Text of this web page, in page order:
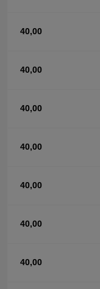
40,00
40,00
40,00
40,00
40,00
40,00
40,00